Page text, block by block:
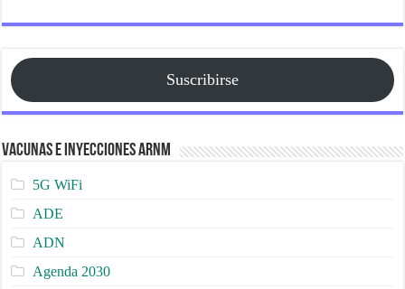
Suscribirse
Vacunas e Inyecciones ARNm
5G WiFi
ADE
ADN
Agenda 2030